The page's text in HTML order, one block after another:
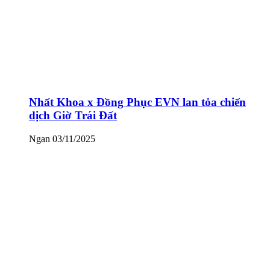
Nhất Khoa x Đồng Phục EVN lan tỏa chiến
dịch Giờ Trái Đất
Ngan 03/11/2025